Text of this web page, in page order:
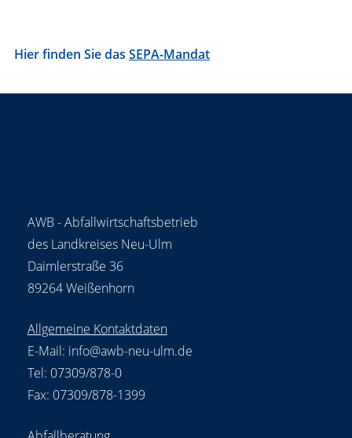
Hier finden Sie das SEPA-Mandat
AWB - Abfallwirtschaftsbetrieb
des Landkreises Neu-Ulm
Daimlerstraße 36
89264 Weißenhorn
Allgemeine Kontaktdaten
E-Mail: info@awb-neu-ulm.de
Tel: 07309/878-0
Fax: 07309/878-1399